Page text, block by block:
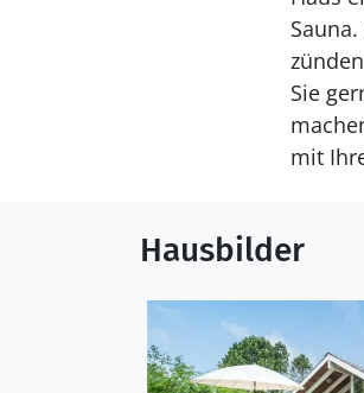
Sie
mit
Hausbilder